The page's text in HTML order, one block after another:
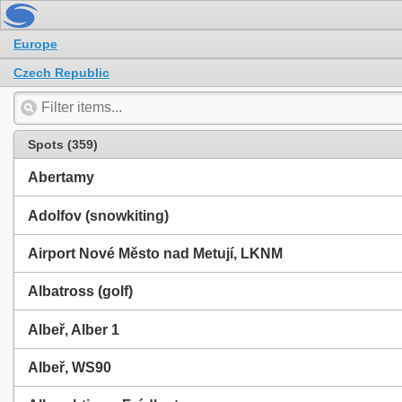
Europe
Czech Republic
Spots (359)
Abertamy
Adolfov (snowkiting)
Airport Nové Město nad Metují, LKNM
Albatross (golf)
Albeř, Alber 1
Albeř, WS90